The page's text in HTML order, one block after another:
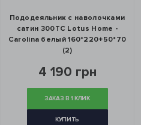
Пододеяльник с наволочками
сатин 300ТС Lotus Home -
Carolina белый 160*220+50*70
(2)
4 190 грн
ЗАКАЗ В 1 КЛИК
КУПИТЬ